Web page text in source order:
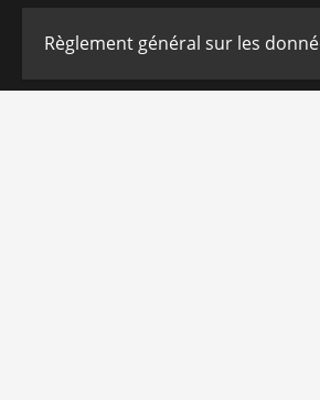
Règlement général sur les